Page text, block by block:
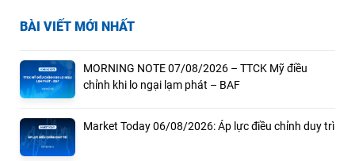
BÀI VIẾT MỚI NHẤT
MORNING NOTE 07/08/2026 – TTCK Mỹ điều
chỉnh khi lo ngại lạm phát – BAF
Market Today 06/08/2026: Áp lực điều chỉnh duy trì